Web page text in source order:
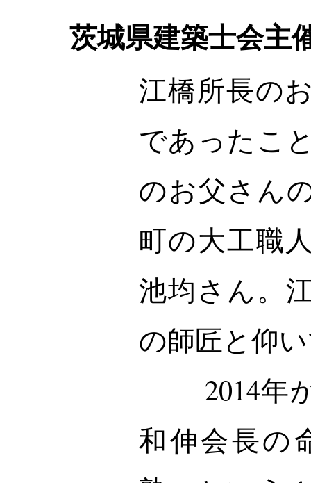
茨城県建築士会主
江橋所長の
であったこ
のお父さん
町の大工職
池均さん。
の師匠と仰
2014年か
和伸会長の